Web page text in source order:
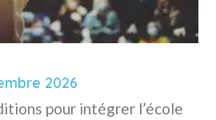
2026
pour intégrer l’école